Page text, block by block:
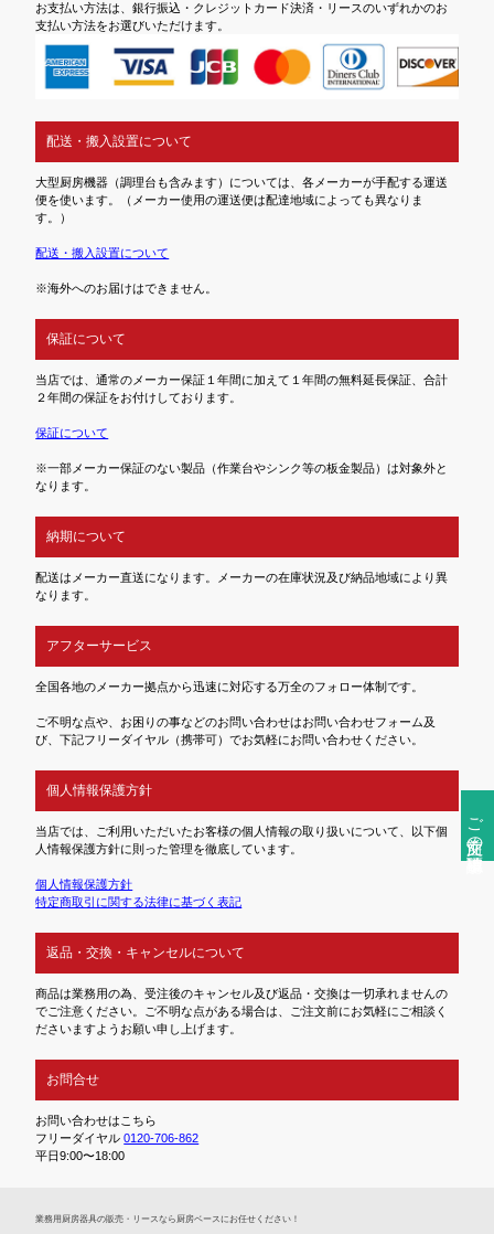
ご注文前の確認事項
お支払い方法は、銀行振込・クレジットカード決済・リースのいずれかのお
支払い方法をお選びいただけます。
配送・搬入設置について
大型厨房機器（調理台も含みます）については、各メーカーが手配する運送
便を使います。（メーカー使用の運送便は配達地域によっても異なりま
す。）
配送・搬入設置について
※海外へのお届けはできません。
保証について
当店では、通常のメーカー保証１年間に加えて１年間の無料延長保証、合計
２年間の保証をお付けしております。
保証について
※一部メーカー保証のない製品（作業台やシンク等の板金製品）は対象外と
なります。
納期について
配送はメーカー直送になります。メーカーの在庫状況及び納品地域により異
なります。
アフターサービス
全国各地のメーカー拠点から迅速に対応する万全のフォロー体制です。
ご不明な点や、お困りの事などのお問い合わせはお問い合わせフォーム及
び、下記フリーダイヤル（携帯可）でお気軽にお問い合わせください。
個人情報保護方針
当店では、ご利用いただいたお客様の個人情報の取り扱いについて、以下個
人情報保護方針に則った管理を徹底しています。
個人情報保護方針
特定商取引に関する法律に基づく表記
返品・交換・キャンセルについて
商品は業務用の為、受注後のキャンセル及び返品・交換は一切承れませんの
でご注意ください。ご不明な点がある場合は、ご注文前にお気軽にご相談く
ださいますようお願い申し上げます。
お問合せ
お問い合わせはこちら
フリーダイヤル0120-706-862
平日9:00〜18:00
業務⽤厨房器具の販売・リースなら厨房ベースにお任せください！